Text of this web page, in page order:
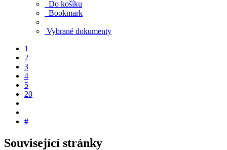
Do košíku
Bookmark
Vybrané dokumenty
1
2
3
4
5
20
#
Související stránky